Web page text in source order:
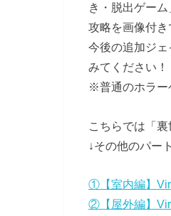
き・脱出ゲー
攻略を画像付き
今後の追加ジ
みてください！
※普通のホラー
こちらでは「
↓その他のパー
①【室内編】
②【屋外編】